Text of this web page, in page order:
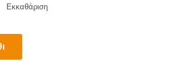
Εκκαθάριση